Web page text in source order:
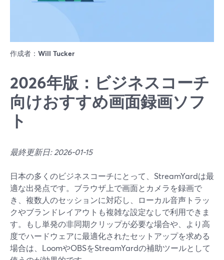
作成者： Will Tucker
2026年版：ビジネスコーチ
向けおすすめ画面録画ソフ
ト
最終更新日: 2026-01-15
日本の多くのビジネスコーチにとって、StreamYardは最
適な出発点です。ブラウザ上で画面とカメラを録画で
き、複数人のセッションに対応し、ローカル音声トラッ
クやブランドレイアウトも複雑な設定なしで利用できま
す。もし単発の非同期クリップが必要な場合や、より高
度でハードウェアに最適化されたセットアップを求める
場合は、LoomやOBSをStreamYardの補助ツールとして